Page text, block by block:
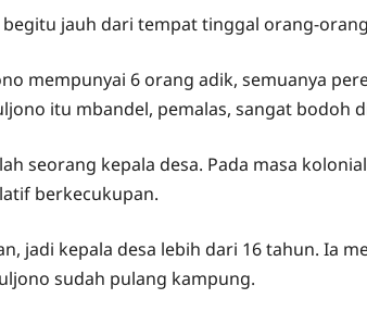
jauh dari tempat tinggal orang-
mempunyai 6 orang adik, semuanya
itu mbandel, pemalas, sangat bodoh
seorang kepala desa. Pada masa
berkecukupan.
jadi kepala desa lebih dari 16 tahun. Ia
sudah pulang kampung.